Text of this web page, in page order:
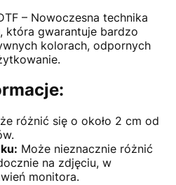
– Nowoczesna technika
która gwarantuje bardzo
kolorach, odpornych
różnić się o około 2 cm od
Może nieznacznie różnić
na zdjęciu, w
monitora.